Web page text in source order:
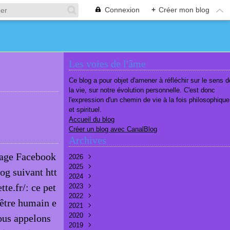
Connexion + Créer mon blog
Facebook
suivant htt
: ce pet
humain e
appelons
Les voies de l'âme
Ce blog a pour objet d'amener à réfléchir sur le sens
la vie, sur notre évolution personnelle. C'est donc
l'expression d'un chemin de vie à la fois philosophique
et spirituel.
Accueil du blog
Créer un blog avec CanalBlog
Archives
2026
Août
Juillet
Juin
Mai(7)
Avril
Mars
Février
2025
Décembre
Novembre
Octobre
Septembre
Août
Juillet
2024
Décembre
Novembre
Octobre
Septembre
Août
2023
Décembre
Novembre
Octobre
Septembre
2022
Décembre
Septembre
Août
2021
Décembre
Novembre
2020
Décembre
2019